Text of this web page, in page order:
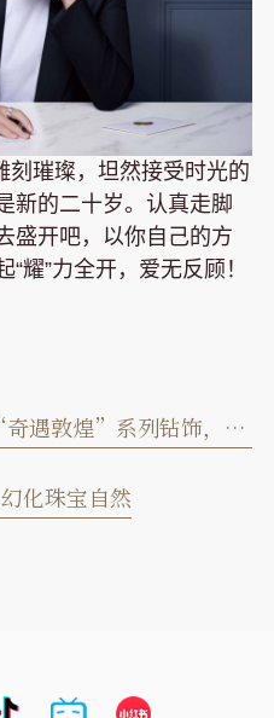
刻璀璨，坦然接受时光的
新的二十岁。认真走脚
盛开吧，以你自己的方
耀”力全开，爱无反顾！
”系列钻饰，展现别样国潮风
化珠宝自然